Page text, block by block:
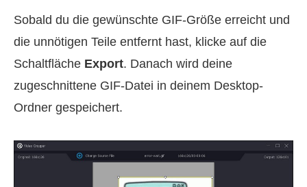
Sobald du die gewünschte GIF-Größe erreicht und
die unnötigen Teile entfernt hast, klicke auf die
Schaltfläche Export. Danach wird deine
zugeschnittene GIF-Datei in deinem Desktop-
Ordner gespeichert.